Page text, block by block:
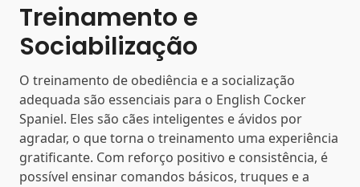
Treinamento e
Sociabilização
O treinamento de obediência e a socialização
adequada são essenciais para o English Cocker
Spaniel. Eles são cães inteligentes e ávidos por
agradar, o que torna o treinamento uma experiência
gratificante. Com reforço positivo e consistência, é
possível ensinar comandos básicos, truques e a